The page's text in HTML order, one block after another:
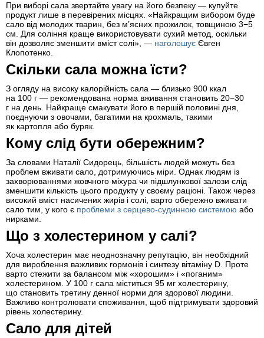
При виборі сала звертайте увагу на його безпеку — купуйте
продукт лише в перевірених місцях. «Найкращим вибором буде
сало від молодих тварин, без м’ясних прожилок, товщиною 3−5
см. Для соління краще використовувати сухий метод, оскільки
він дозволяє зменшити вміст солі», — наголошує Євген
Клопотенко.
Скільки сала можна їсти?
З огляду на високу калорійність сала — близько 900 ккал
на 100 г — рекомендована норма вживання становить 20−30
г на день. Найкраще смакувати його в першій половині дня,
поєднуючи з овочами, багатими на крохмаль, такими
як картопля або буряк.
Кому слід бути обережним?
За словами Наталії Сидорець, більшість людей можуть без
проблем вживати сало, дотримуючись міри. Однак людям із
захворюваннями жовчного міхура чи підшлункової залози слід
зменшити кількість цього продукту у своєму раціоні. Також через
високий вміст насичених жирів і солі, варто обережно вживати
сало тим, у кого є проблеми з серцево-судинною системою або
нирками.
Що з холестерином у салі?
Хоча холестерин має неоднозначну репутацію, він необхідний
для вироблення важливих гормонів і синтезу вітаміну D. Проте
варто стежити за балансом між «хорошим» і «поганим»
холестерином. У 100 г сала міститься 95 мг холестерину,
що становить третину денної норми для здорової людини.
Важливо контролювати споживання, щоб підтримувати здоровий
рівень холестерину.
Сало для дітей